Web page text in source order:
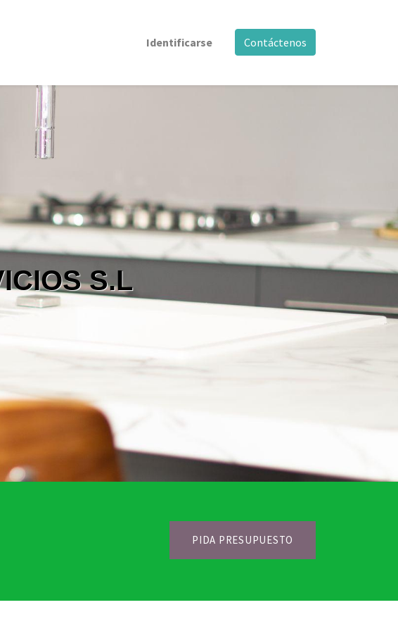
Identificarse Contáctenos
S.L
PIDA PRESUPUESTO